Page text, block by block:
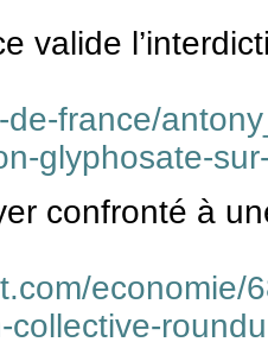
valide
france/
glyphosate-
confronté à
economie/
collective-